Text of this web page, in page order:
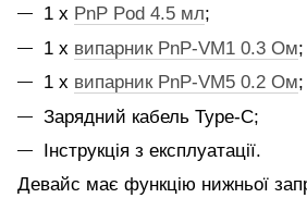
1 x PnP Pod 4.5 мл;
1 x випарник PnP-VM1 0.3 Ом;
1 x випарник PnP-VM5 0.2 Ом;
Зарядний кабель Type-C;
Інструкція з експлуатації.
Девайс має функцію нижньої